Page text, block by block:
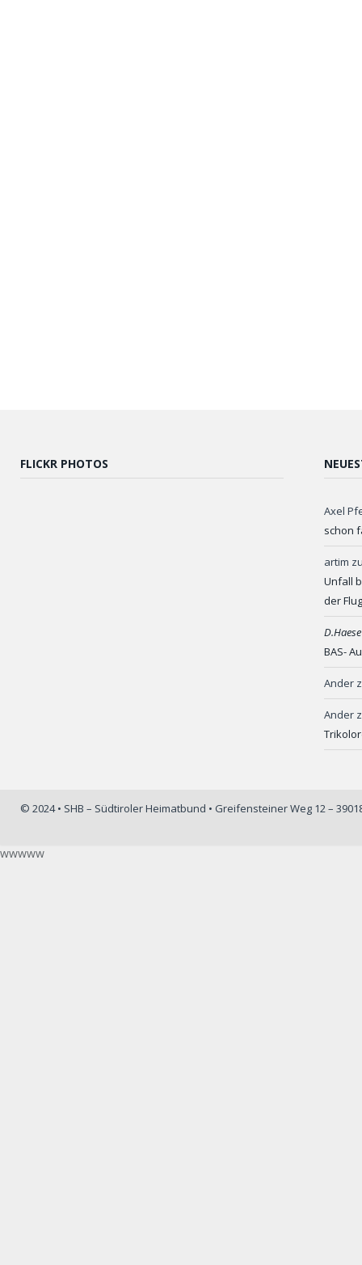
FLICKR PHOTOS
Axel
schon
artim
Unfall
der
BAS-
Ander
Ander
© 2024 • SHB – Südtiroler Heimatbund • Greifensteiner Weg 12 –
wwwww